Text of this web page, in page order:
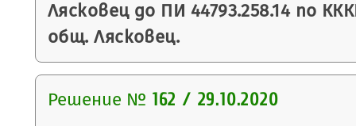
Лясковец до ПИ 44793.258.14 по
общ. Лясковец.
Решение № 162 / 29.10.2020